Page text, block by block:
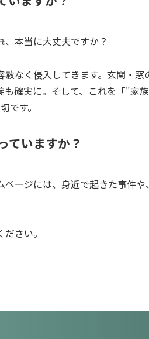
、本当に大丈夫ですか？
なく侵入してきます。玄関・窓
も確実に。そして、これを「"家
です。
ていますか？
ージには、身近で起きた事件や
さい。